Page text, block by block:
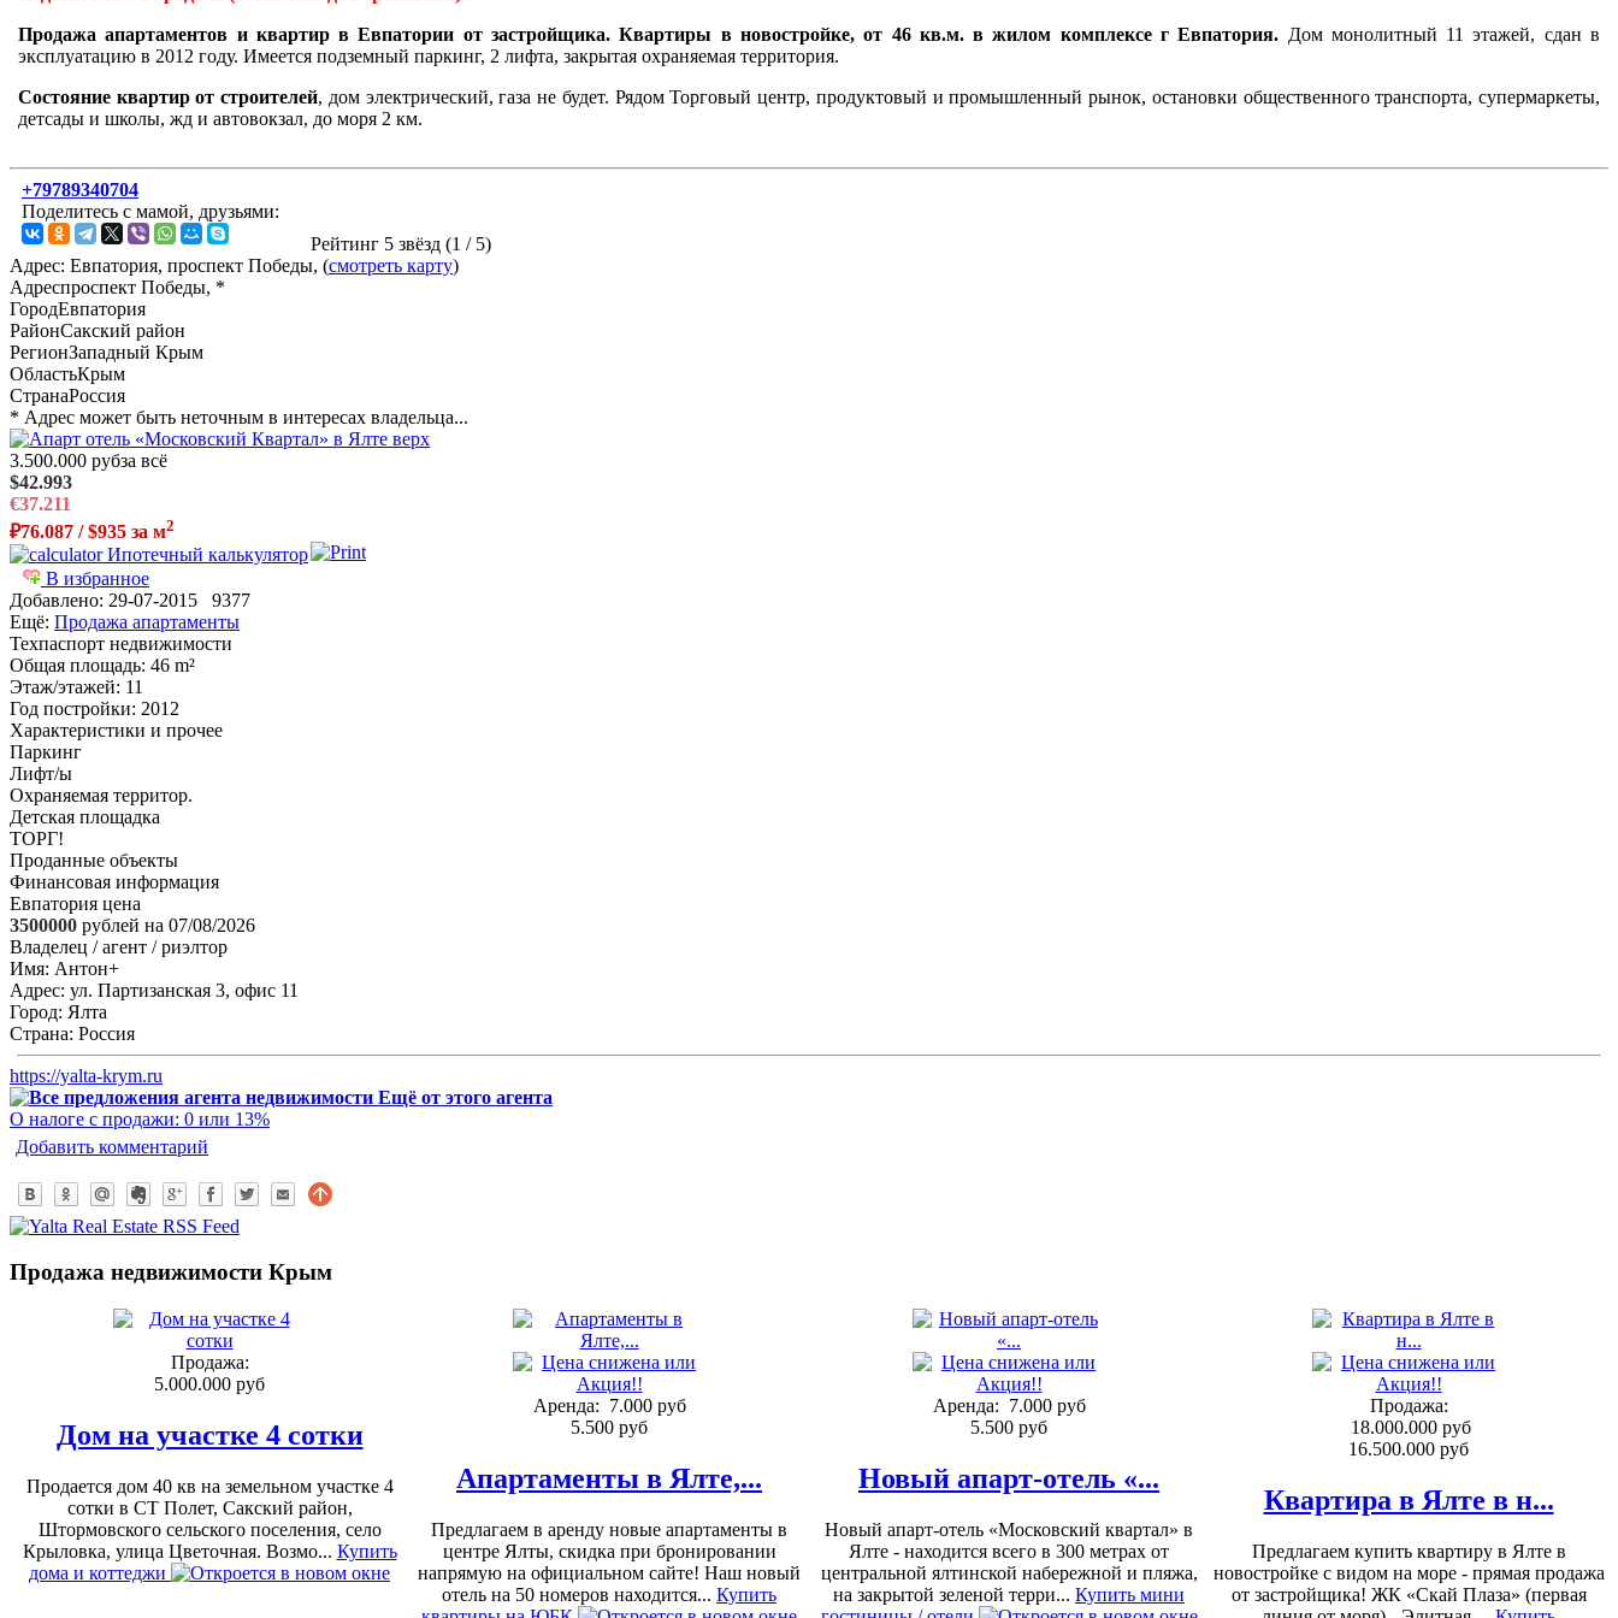
Продажа апартаментов и квартир в Евпатории от застройщика. Квартиры в новостройке, от 46 кв.м. в жилом комплексе г Евпатория. Дом монолитный 11 этажей, сдан в
эксплуатацию в 2012 году. Имеется подземный паркинг, 2 лифта, закрытая охраняемая территория.
Состояние квартир от строителей, дом электрический, газа не будет. Рядом Торговый центр, продуктовый и промышленный рынок, остановки общественного транспорта, супермаркеты,
детсады и школы, жд и автовокзал, до моря 2 км.
+79789340704
Поделитесь с мамой, друзьями:
Рейтинг 5 звёзд (1 / 5)
Адрес: Евпатория, проспект Победы, (смотреть карту)
Адреспроспект Победы, *
ГородЕвпатория
РайонСакский район
РегионЗападный Крым
ОбластьКрым
СтранаРоссия
* Адрес может быть неточным в интересах владельца...
3.500.000 рубза всё
$42.993
€37.211
₽76.087 / $935 за м2
Ипотечный калькулятор
В избранное
Добавлено: 29-07-2015 9377
Ещё: Продажа апартаменты
Техпаспорт недвижимости
Общая площадь: 46 m²
Этаж/этажей: 11
Год постройки: 2012
Характеристики и прочее
Паркинг
Лифт/ы
Охраняемая территор.
Детская площадка
ТОРГ!
Проданные объекты
Финансовая информация
Евпатория цена
3500000 рублей на 07/08/2026
Владелец / агент / риэлтор
Имя: Антон+
Адрес: ул. Партизанская 3, офис 11
Город: Ялта
Страна: Россия
https://yalta-krym.ru
Ещё от этого агента
О налоге с продажи: 0 или 13%
Добавить комментарий
Продажа недвижимости Крым
Продажа:
5.000.000 руб
Дом на участке 4 сотки
Продается дом 40 кв на земельном участке 4
сотки в СТ Полет, Сакский район,
Штормовского сельского поселения, село
Крыловка, улица Цветочная. Возмо... Купить
дома и коттеджи
Аренда: 7.000 руб
5.500 руб
Апартаменты в Ялте,...
Предлагаем в аренду новые апартаменты в
центре Ялты, скидка при бронировании
напрямую на официальном сайте! Наш новый
отель на 50 номеров находится... Купить
Аренда: 7.000 руб
5.500 руб
Новый апарт-отель «...
Новый апарт-отель «Московский квартал» в
Ялте - находится всего в 300 метрах от
центральной ялтинской набережной и пляжа,
на закрытой зеленой терри... Купить мини
Продажа:
18.000.000 руб
16.500.000 руб
Квартира в Ялте в н...
Предлагаем купить квартиру в Ялте в
новостройке с видом на море - прямая продажа
от застройщика! ЖК «Скай Плаза» (первая